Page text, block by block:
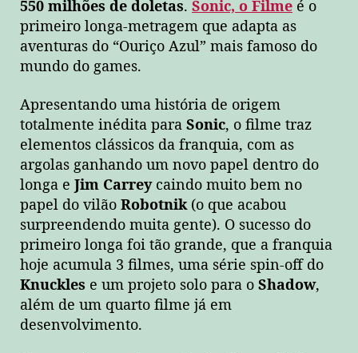
550 milhões de doletas. Sonic, o Filme é o
primeiro longa-metragem que adapta as
aventuras do “Ouriço Azul” mais famoso do
mundo do games.
Apresentando uma história de origem
totalmente inédita para Sonic, o filme traz
elementos clássicos da franquia, com as
argolas ganhando um novo papel dentro do
longa e Jim Carreycaindo muito bem no
papel do vilão Robotnik(o que acabou
surpreendendo muita gente). O sucesso do
primeiro longa foi tão grande, que a franquia
hoje acumula 3 filmes, uma série spin-off do
Knuckles e um projeto solo para o Shadow,
além de um quarto filme já em
desenvolvimento.